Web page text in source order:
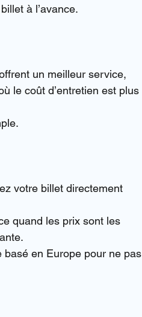
à l’avance.
un meilleur service,
le coût d’entretien est plus
votre billet directement
quand les prix sont les
en Europe pour ne pas